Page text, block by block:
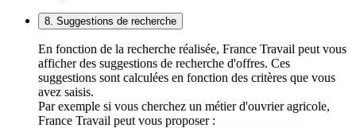
8. Suggestions de recherche
En fonction de la recherche réalisée, France Travail peut vous
afficher des suggestions de recherche d'offres. Ces
suggestions sont calculées en fonction des critères que vous
avez saisis.
Par exemple si vous cherchez un métier d'ouvrier agricole,
France Travail peut vous proposer :